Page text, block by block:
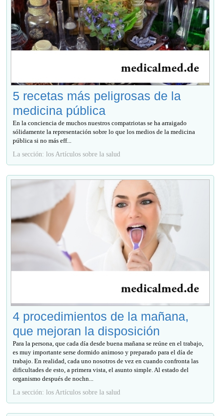
5 recetas más peligrosas de la
medicina pública
En la conciencia de muchos nuestros compatriotas se ha arraigado
sólidamente la representación sobre lo que los medios de la medicina
pública si no más eff...
La sección: los Artículos sobre la salud
4 procedimientos de la mañana,
que mejoran la disposición
Para la persona, que cada día desde buena mañana se reúne en el trabajo,
es muy importante serse dormido animoso y preparado para el día de
trabajo. En realidad, cada uno nosotros de vez en cuando confronta las
dificultades de esto, a primera vista, el asunto simple. Al estado del
organismo después de nochn...
La sección: los Artículos sobre la salud